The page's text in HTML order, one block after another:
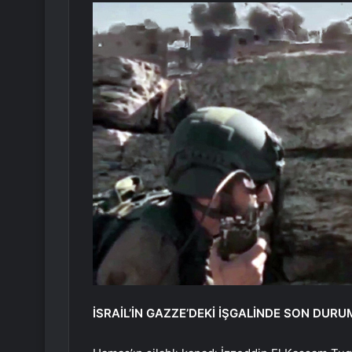
İSRAİL’İN GAZZE’DEKİ İŞGALİNDE SON